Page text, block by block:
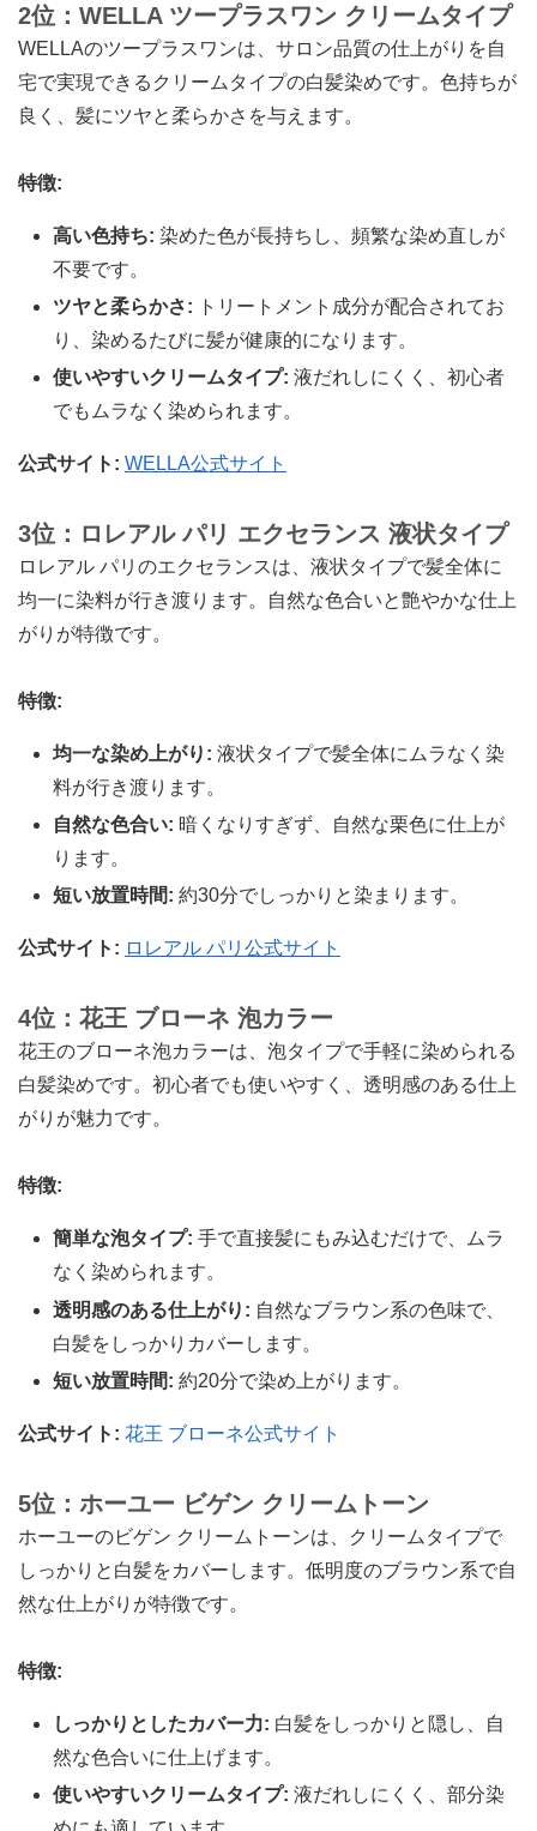
2位：WELLA ツープラスワン クリームタイプ
WELLAのツープラスワンは、サロン品質の仕上がりを自
宅で実現できるクリームタイプの白髪染めです。色持ちが
良く、髪にツヤと柔らかさを与えます。
特徴:
高い色持ち: 染めた色が長持ちし、頻繁な染め直しが
不要です。
ツヤと柔らかさ: トリートメント成分が配合されてお
り、染めるたびに髪が健康的になります。
使いやすいクリームタイプ: 液だれしにくく、初心者
でもムラなく染められます。
公式サイト: WELLA公式サイト
3位：ロレアル パリ エクセランス 液状タイプ
ロレアル パリのエクセランスは、液状タイプで髪全体に
均一に染料が行き渡ります。自然な色合いと艶やかな仕上
がりが特徴です。
特徴:
均一な染め上がり: 液状タイプで髪全体にムラなく染
料が行き渡ります。
自然な色合い: 暗くなりすぎず、自然な栗色に仕上が
ります。
短い放置時間: 約30分でしっかりと染まります。
公式サイト: ロレアル パリ公式サイト
4位：花王 ブローネ 泡カラー
花王のブローネ泡カラーは、泡タイプで手軽に染められる
白髪染めです。初心者でも使いやすく、透明感のある仕上
がりが魅力です。
特徴:
簡単な泡タイプ: 手で直接髪にもみ込むだけで、ムラ
なく染められます。
透明感のある仕上がり: 自然なブラウン系の色味で、
白髪をしっかりカバーします。
短い放置時間: 約20分で染め上がります。
公式サイト: 花王 ブローネ公式サイト
5位：ホーユー ビゲン クリームトーン
ホーユーのビゲン クリームトーンは、クリームタイプで
しっかりと白髪をカバーします。低明度のブラウン系で自
然な仕上がりが特徴です。
特徴:
しっかりとしたカバー力: 白髪をしっかりと隠し、自
然な色合いに仕上げます。
使いやすいクリームタイプ: 液だれしにくく、部分染